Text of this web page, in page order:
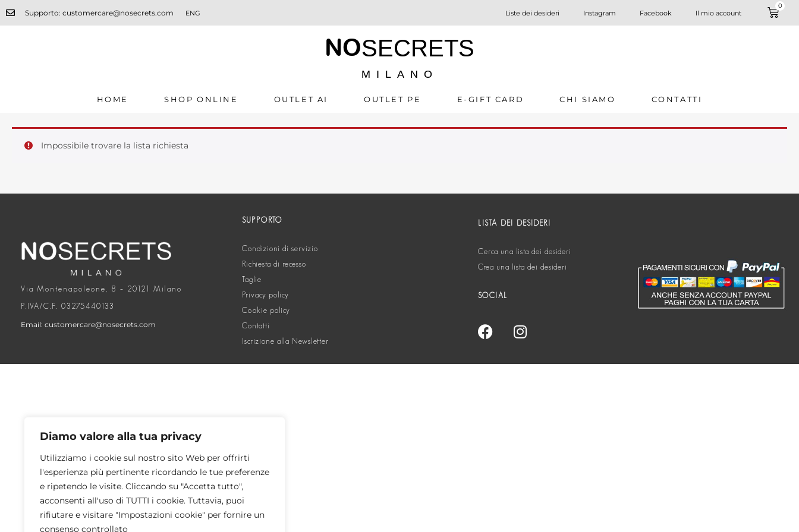
Diamo valore alla tua privacy
Utilizziamo i cookie sul nostro sito Web per offrirti
l'esperienza più pertinente ricordando le tue preferenze
e ripetendo le visite. Cliccando su "Accetta tutto",
acconsenti all'uso di TUTTI i cookie. Tuttavia, puoi
rifiutare e visitare "Impostazioni cookie" per fornire un
consenso controllato
Supporto: customercare@nosecrets.com ENG Liste dei desideri Instagram Facebook Il mio account
0
NOSECRETS
MILANO
HOME SHOP ONLINE OUTLET AI OUTLET PE E-GIFT CARD CHI SIAMO CONTATTI
Impossibile trovare la lista richiesta
Via Montenapoleone, 8 – 20121 Milano
P.IVA/C.F. 03275440133
Email: customercare@nosecrets.com
SUPPORTO
Condizioni di servizio
Richiesta di recesso
Taglie
Privacy policy
Cookie policy
Contatti
Iscrizione alla Newsletter
LISTA DEI DESIDERI
Cerca una lista dei desideri
Crea una lista dei desideri
SOCIAL